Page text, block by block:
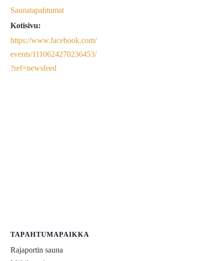
Saunatapahtumat
Kotisivu:
https://www.facebook.com/
events/1110624270236453/
?ref=newsfeed
TAPAHTUMAPAIKKA
Rajaportin sauna